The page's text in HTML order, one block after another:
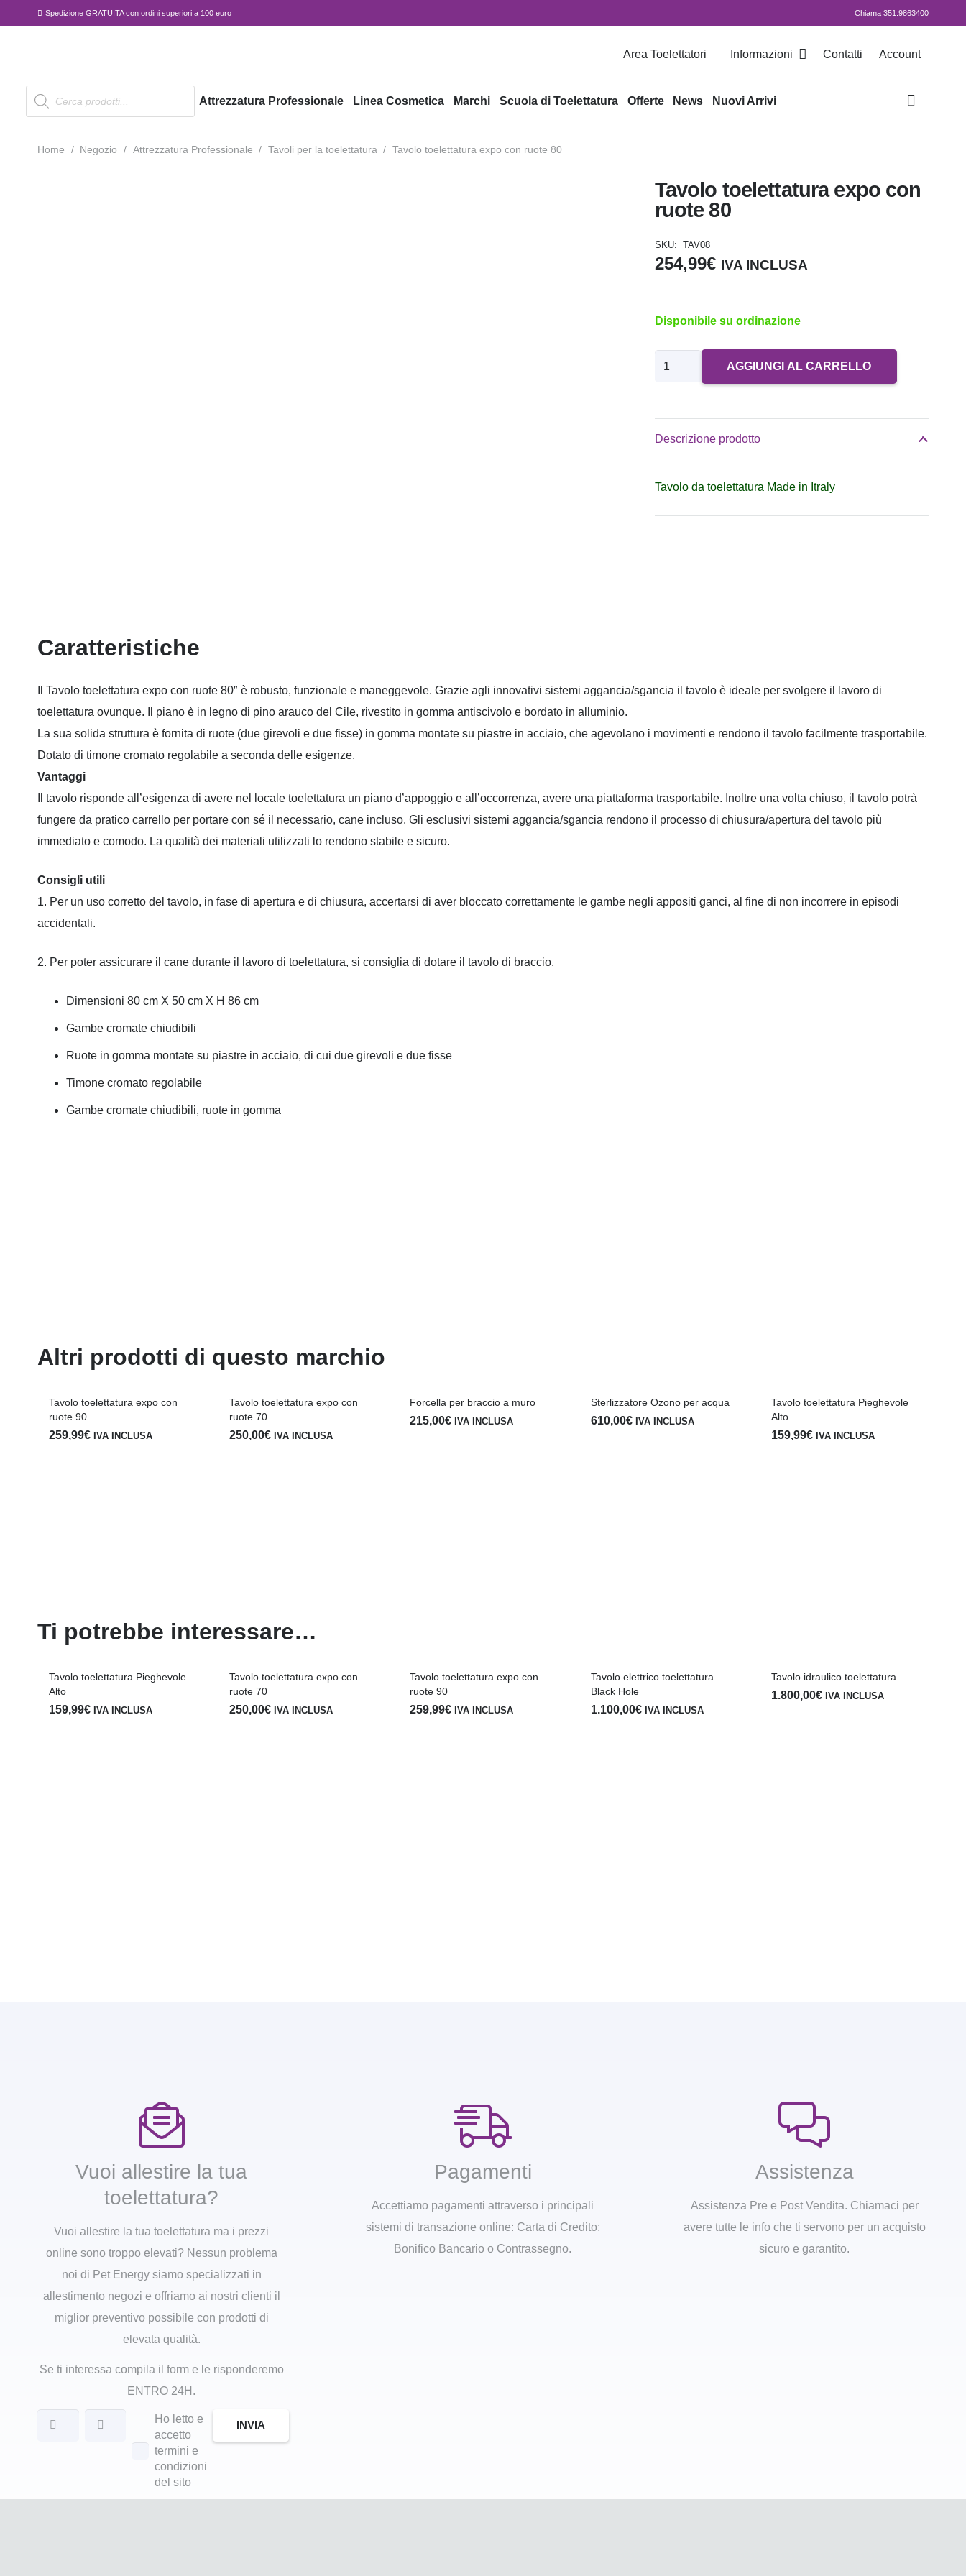
Spedizione GRATUITA con ordini superiori a 100 euro Chiama 351.9863400
Area Toelettatori Informazioni Contatti Account
Products
search
Attrezzatura Professionale Linea Cosmetica Marchi Scuola di Toelettatura Offerte News Nuovi Arrivi
Home / Negozio / Attrezzatura Professionale / Tavoli per la toelettatura / Tavolo toelettatura expo con ruote 80
Tavolo toelettatura expo con
ruote 80
SKU: TAV08
254,99€ IVA INCLUSA
Disponibile su ordinazione
Tavolo
toelettatura
ruote
quantità
AGGIUNGI AL CARRELLO
Descrizione prodotto
Tavolo da toelettatura Made in Itraly
Caratteristiche
Il Tavolo toelettatura expo con ruote 80″ è robusto, funzionale e maneggevole. Grazie agli innovativi sistemi aggancia/sgancia il tavolo è ideale per svolgere il lavoro di
toelettatura ovunque. Il piano è in legno di pino arauco del Cile, rivestito in gomma antiscivolo e bordato in alluminio.
La sua solida struttura è fornita di ruote (due girevoli e due fisse) in gomma montate su piastre in acciaio, che agevolano i movimenti e rendono il tavolo facilmente trasportabile.
Dotato di timone cromato regolabile a seconda delle esigenze.
Vantaggi
Il tavolo risponde all’esigenza di avere nel locale toelettatura un piano d’appoggio e all’occorrenza, avere una piattaforma trasportabile. Inoltre una volta chiuso, il tavolo potrà
fungere da pratico carrello per portare con sé il necessario, cane incluso. Gli esclusivi sistemi aggancia/sgancia rendono il processo di chiusura/apertura del tavolo più
immediato e comodo. La qualità dei materiali utilizzati lo rendono stabile e sicuro.
Consigli utili
1. Per un uso corretto del tavolo, in fase di apertura e di chiusura, accertarsi di aver bloccato correttamente le gambe negli appositi ganci, al fine di non incorrere in episodi
accidentali.
2. Per poter assicurare il cane durante il lavoro di toelettatura, si consiglia di dotare il tavolo di braccio.
Dimensioni 80 cm X 50 cm X H 86 cm
Gambe cromate chiudibili
Ruote in gomma montate su piastre in acciaio, di cui due girevoli e due fisse
Timone cromato regolabile
Gambe cromate chiudibili, ruote in gomma
Altri prodotti di questo marchio
Tavolo toelettatura expo con
ruote 90
259,99€ IVA INCLUSA
Tavolo toelettatura expo con
ruote 70
250,00€ IVA INCLUSA
Forcella per braccio a muro
215,00€ IVA INCLUSA
Sterlizzatore Ozono per acqua
610,00€ IVA INCLUSA
Tavolo toelettatura Pieghevole
Alto
159,99€ IVA INCLUSA
Ti potrebbe interessare…
Tavolo toelettatura Pieghevole
Alto
159,99€ IVA INCLUSA
Tavolo toelettatura expo con
ruote 70
250,00€ IVA INCLUSA
Tavolo toelettatura expo con
ruote 90
259,99€ IVA INCLUSA
Tavolo elettrico toelettatura
Black Hole
1.100,00€ IVA INCLUSA
Tavolo idraulico toelettatura
1.800,00€ IVA INCLUSA
Vuoi allestire la tua
toelettatura?
Vuoi allestire la tua toelettatura ma i prezzi
online sono troppo elevati? Nessun problema
noi di Pet Energy siamo specializzati in
allestimento negozi e offriamo ai nostri clienti il
miglior preventivo possibile con prodotti di
elevata qualità.
Se ti interessa compila il form e le risponderemo
ENTRO 24H.
Ho letto e
accetto
termini e
condizioni
del sito
INVIA
Pagamenti
Accettiamo pagamenti attraverso i principali
sistemi di transazione online: Carta di Credito;
Bonifico Bancario o Contrassegno.
Assistenza
Assistenza Pre e Post Vendita. Chiamaci per
avere tutte le info che ti servono per un acquisto
sicuro e garantito.